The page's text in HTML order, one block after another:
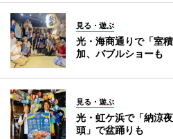
見る・遊ぶ
光・海商通りで「室
加、バブルショーも
見る・遊ぶ
光・虹ケ浜で「納涼
頭」で盆踊りも